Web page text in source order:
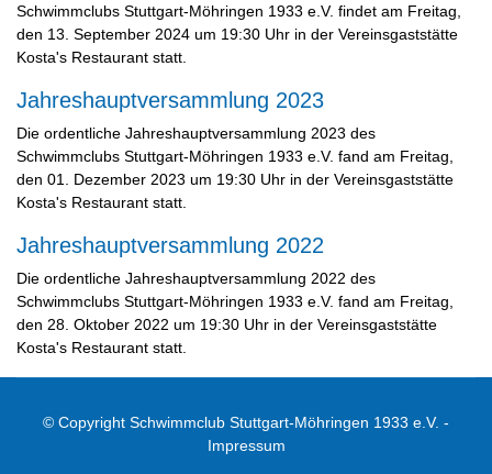
Schwimmclubs Stuttgart-Möhringen 1933 e.V. findet am Freitag,
den 13. September 2024 um 19:30 Uhr in der Vereinsgaststätte
Kosta's Restaurant statt.
Jahreshauptversammlung 2023
Die ordentliche Jahreshauptversammlung 2023 des
Schwimmclubs Stuttgart-Möhringen 1933 e.V. fand am Freitag,
den 01. Dezember 2023 um 19:30 Uhr in der Vereinsgaststätte
Kosta's Restaurant statt.
Jahreshauptversammlung 2022
Die ordentliche Jahreshauptversammlung 2022 des
Schwimmclubs Stuttgart-Möhringen 1933 e.V. fand am Freitag,
den 28. Oktober 2022 um 19:30 Uhr in der Vereinsgaststätte
Kosta's Restaurant statt.
© Copyright Schwimmclub Stuttgart-Möhringen 1933 e.V. -
Impressum